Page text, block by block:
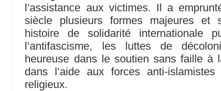
l’assistance aux victimes. Il a
siècle plusieurs formes majeures et
histoire de solidarité internationale
l’antifascisme, les luttes de
heureuse dans le soutien sans faille à
dans l’aide aux forces anti-islamistes
religieux.